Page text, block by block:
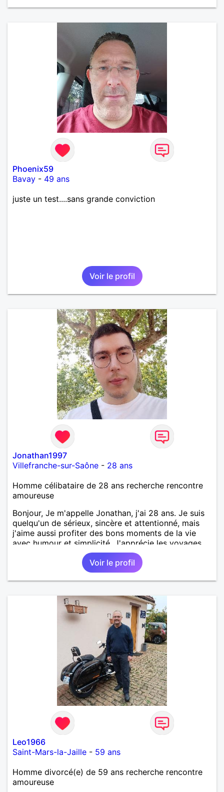
Phoenix59
Bavay - 49 ans
juste un test....sans grande conviction
Voir le profil
Jonathan1997
Villefranche-sur-Saône - 28 ans
Homme célibataire de 28 ans recherche rencontre
amoureuse
Bonjour, Je m'appelle Jonathan, j'ai 28 ans. Je suis
quelqu'un de sérieux, sincère et attentionné, mais
j'aime aussi profiter des bons moments de la vie
avec humour et simplicité. J'apprécie les voyages,
les découvertes, les jeux vidéo et les moments de
détente. Je suis à la recherche d'une personne
authentique avec qui partager de belles
expériences, construire une relation sérieuse basée
apprécies les conversations sincères, les fous rires
et les personnes qui savent ce qu'elles veulent,
n'hésite pas à venir discuter. Au plaisir de faire
Voir le profil
Leo1966
Saint-Mars-la-Jaille - 59 ans
Homme divorcé(e) de 59 ans recherche rencontre
amoureuse